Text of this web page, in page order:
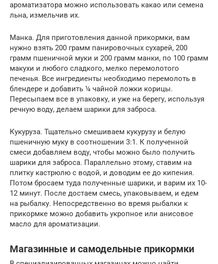
ароматизатора можно использовать какао или семена
льна, измельчив их.
Манка. Для приготовления данной прикормки, вам
нужно взять 200 грамм панировочных сухарей, 200
грамм пшеничной муки и 200 грамм манки, по 100 грамм
макухи и любого сладкого, мелко перемолотого
печенья. Все ингредиенты необходимо перемолоть в
блендере и добавить ¼ чайной ложки корицы.
Пересыпаем все в упаковку, и уже на берегу, используя
речную воду, делаем шарики для заброса.
Кукуруза. Тщательно смешиваем кукурузу и белую
пшеничную муку в соотношении 3:1. К полученной
смеси добавляем воду, чтобы можно было получить
шарики для заброса. Параллельно этому, ставим на
плитку кастрюлю с водой, и доводим ее до кипения.
Потом бросаем туда полученные шарики, и варим их 10-
12 минут. После достаем смесь, упаковываем, и едем
на рыбалку. Непосредственно во время рыбалки к
прикормке можно добавить укропное или анисовое
масло для ароматизации.
Магазинные и самодельные прикормки